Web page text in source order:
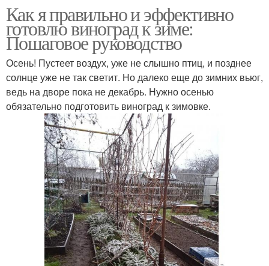
Серая плесень Корневая гниль
Как я правильно и эффективно
готовлю виноград к зиме:
Пошаговое руководство
Осень! Пустеет воздух, уже не слышно птиц, и позднее
солнце уже не так светит. Но далеко еще до зимних вьюг,
ведь на дворе пока не декабрь. Нужно осенью
обязательно подготовить виноград к зимовке.